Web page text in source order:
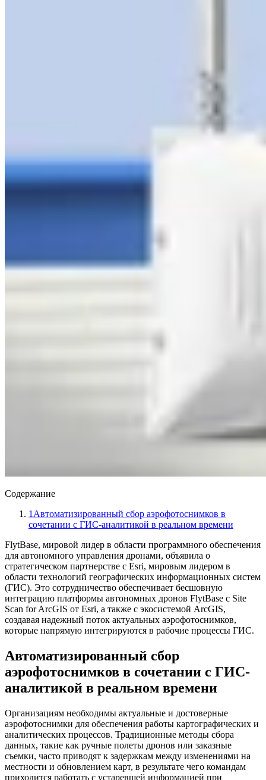
Содержание
1 Автоматизированный сбор аэрофотоснимков в
сочетании с ГИС-аналитикой в ​​реальном времени
FlytBase, мировой лидер в области программного обеспечения
для автономного управления дронами, объявила о
стратегическом партнерстве с Esri, мировым лидером в
области технологий географических информационных систем
(ГИС). Это сотрудничество обеспечивает бесшовную
интеграцию платформы автономных дронов FlytBase с Site
Scan for ArcGIS от Esri, а также с экосистемой ArcGIS,
создавая надежный поток актуальных аэрофотоснимков,
которые напрямую интегрируются в рабочие процессы ГИС.
Автоматизированный сбор
аэрофотоснимков в сочетании с ГИС-
аналитикой в ​​реальном времени
Организациям необходимы актуальные и достоверные
аэрофотоснимки для обеспечения работы картографических и
аналитических процессов. Традиционные методы сбора
данных, такие как ручные полеты дронов или заказные
съемки, часто приводят к задержкам между изменениями на
местности и обновлением карт, в результате чего командам
приходится работать с устаревшей информацией при